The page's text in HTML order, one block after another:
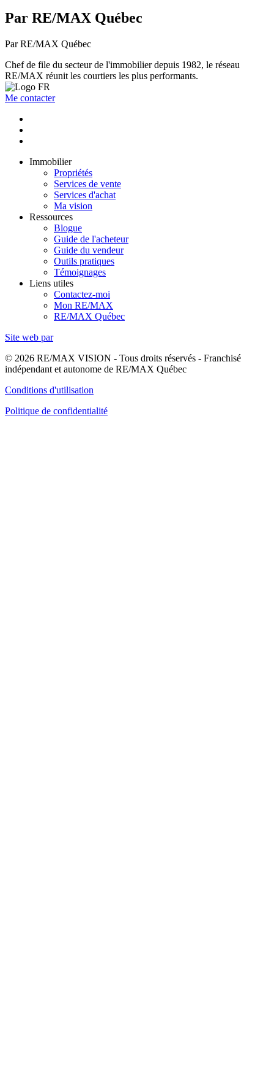
Par RE/MAX Québec
Par RE/MAX Québec
Chef de file du secteur de l'immobilier depuis 1982, le réseau
RE/MAX réunit les courtiers les plus performants.
Me contacter
Immobilier
Propriétés
Services de vente
Services d'achat
Ma vision
Ressources
Blogue
Guide de l'acheteur
Guide du vendeur
Outils pratiques
Témoignages
Liens utiles
Contactez-moi
Mon RE/MAX
RE/MAX Québec
Site web par
© 2026 RE/MAX VISION - Tous droits réservés - Franchisé
indépendant et autonome de RE/MAX Québec
Conditions d'utilisation
Politique de confidentialité